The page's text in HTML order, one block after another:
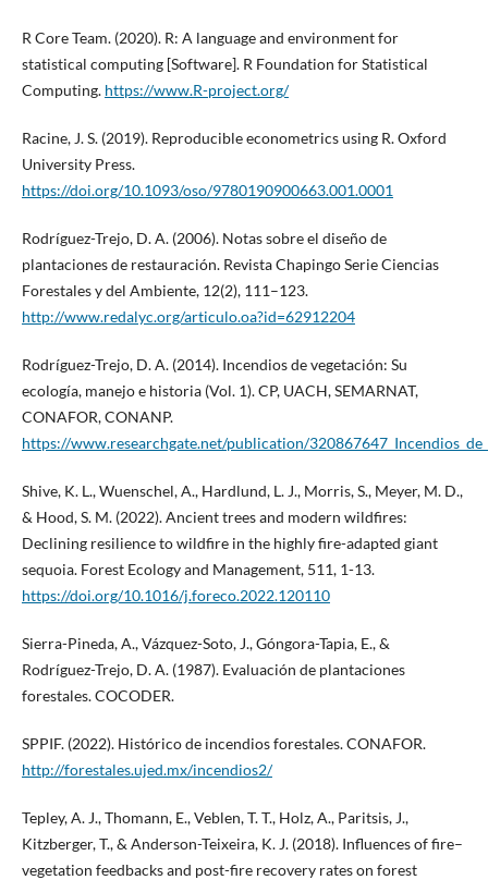
R Core Team. (2020). R: A language and environment for
statistical computing [Software]. R Foundation for Statistical
Computing. https://www.R-project.org/
Racine, J. S. (2019). Reproducible econometrics using R. Oxford
University Press.
https://doi.org/10.1093/oso/9780190900663.001.0001
Rodríguez-Trejo, D. A. (2006). Notas sobre el diseño de
plantaciones de restauración. Revista Chapingo Serie Ciencias
Forestales y del Ambiente, 12(2), 111–123.
http://www.redalyc.org/articulo.oa?id=62912204
Rodríguez-Trejo, D. A. (2014). Incendios de vegetación: Su
ecología, manejo e historia (Vol. 1). CP, UACH, SEMARNAT,
CONAFOR, CONANP.
https://www.researchgate.net/publication/
Shive, K. L., Wuenschel, A., Hardlund, L. J., Morris, S., Meyer, M. D.,
& Hood, S. M. (2022). Ancient trees and modern wildfires:
Declining resilience to wildfire in the highly fire-adapted giant
sequoia. Forest Ecology and Management, 511, 1-13.
https://doi.org/10.1016/j.foreco.2022.120110
Sierra-Pineda, A., Vázquez-Soto, J., Góngora-Tapia, E., &
Rodríguez-Trejo, D. A. (1987). Evaluación de plantaciones
forestales. COCODER.
SPPIF. (2022). Histórico de incendios forestales. CONAFOR.
http://forestales.ujed.mx/incendios2/
Tepley, A. J., Thomann, E., Veblen, T. T., Holz, A., Paritsis, J.,
Kitzberger, T., & Anderson-Teixeira, K. J. (2018). Influences of fire–
vegetation feedbacks and post-fire recovery rates on forest